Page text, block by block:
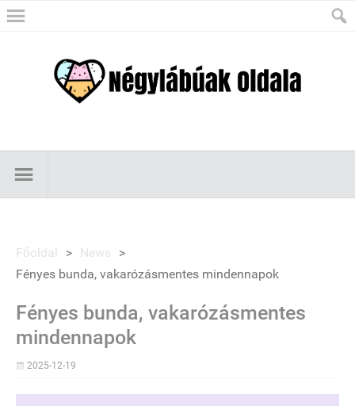
Főoldal > News
>
Fényes bunda, vakarózásmentes mindennapok
Fényes bunda, vakarózásmentes
mindennapok
2025-12-19